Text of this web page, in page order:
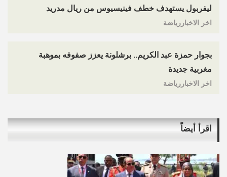
ليفربول يستهدف خطف فينيسيوس من ريال مدريد
اخر الاخباررياضة
بجوار حمزة عبد الكريم.. برشلونة يعزز صفوفه بموهبة
مغربية جديدة
اخر الاخباررياضة
اقرأ أيضاً